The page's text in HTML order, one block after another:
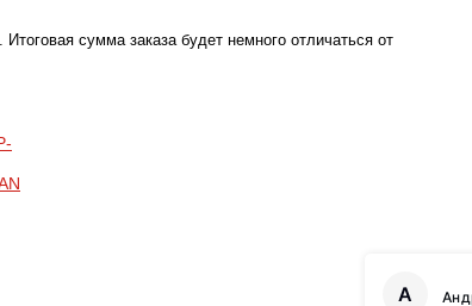
сумма заказа будет немного отличаться от